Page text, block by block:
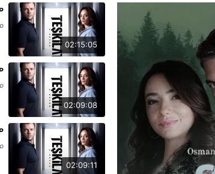
02:15:05
02:09:08
02:09:11